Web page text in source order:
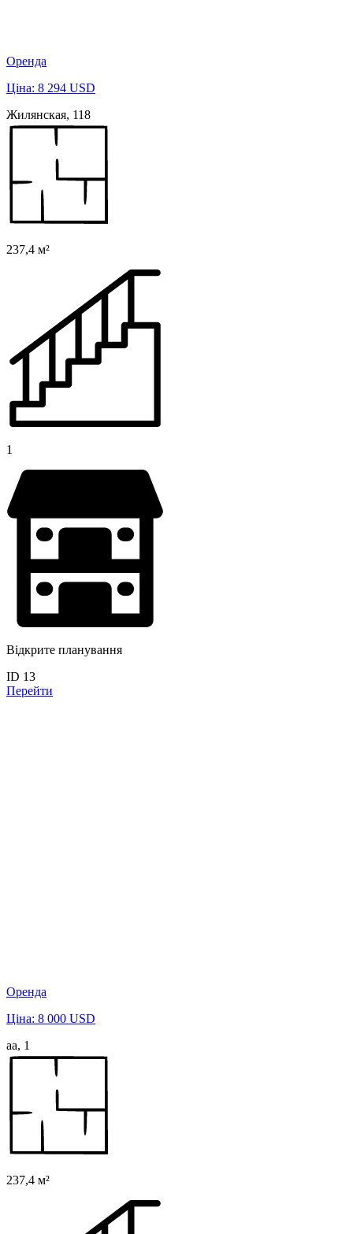
Оренда
Ціна: 8 294 USD
Жилянская, 118
237,4 м²
1
Відкрите планування
ID 13
Перейти
Оренда
Ціна: 8 000 USD
аа, 1
237,4 м²